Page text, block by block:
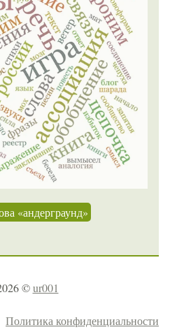
«андерграунд»
©ur001
Политика конфиденциальности